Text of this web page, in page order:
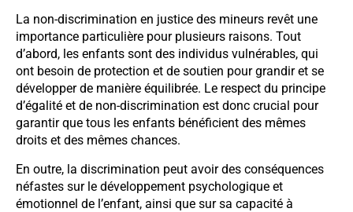
La non-discrimination en justice des mineurs revêt une
importance particulière pour plusieurs raisons. Tout
d’abord, les enfants sont des individus vulnérables, qui
ont besoin de protection et de soutien pour grandir et se
développer de manière équilibrée. Le respect du principe
d’égalité et de non-discrimination est donc crucial pour
garantir que tous les enfants bénéficient des mêmes
droits et des mêmes chances.
En outre, la discrimination peut avoir des conséquences
néfastes sur le développement psychologique et
émotionnel de l’enfant, ainsi que sur sa capacité à